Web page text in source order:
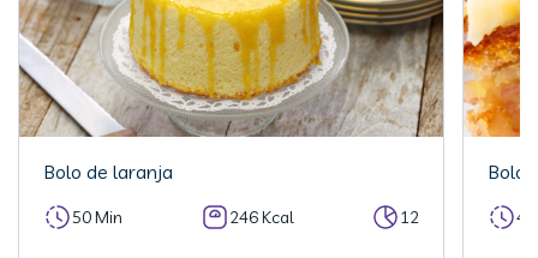
Bolo de laranja
50 Min 246 Kcal 12
Bolo